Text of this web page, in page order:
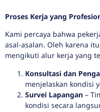
Proses Kerja yang
Kami percaya bahwa
asal-asalan. Oleh karena
mengikuti alur kerja yang
Konsultasi dan
menjelaskan kondisi
Survei Lapangan –
kondisi secara